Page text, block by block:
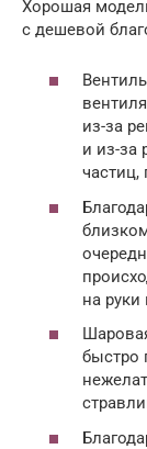
Хорошая
с дешевой
из-за
и из-за
частиц,
на
быстро